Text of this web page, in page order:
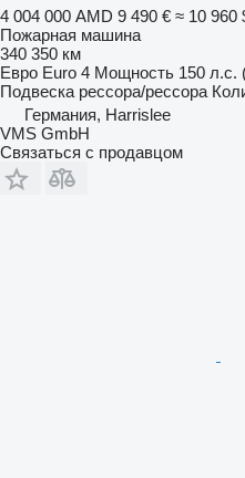
4 004 000 AMD 9 490 € ≈ 10 960
Пожарная машина
340 350 км
Евро Euro 4 Мощность 150 л.с.
Подвеска рессора/рессора
Германия, Harrislee
VMS GmbH
Связаться с продавцом